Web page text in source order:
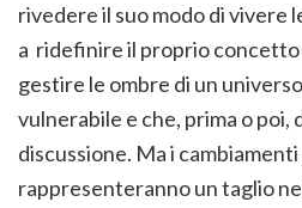
rivedere il suo modo di vivere
a ridefinire il proprio concetto
gestire le ombre di un
vulnerabile e che, prima o poi,
discussione. Ma i
rappresenteranno un taglio